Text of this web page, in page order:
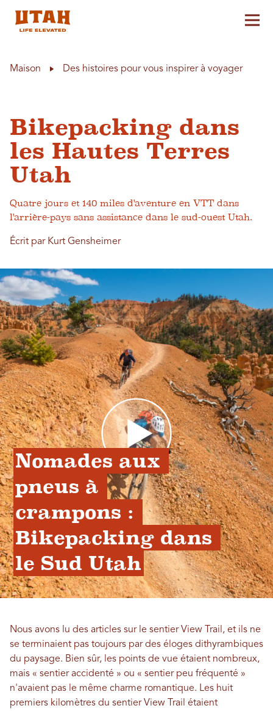
Maison Des histoires pour vous inspirer à voyager
Bikepacking dans
les Hautes Terres
Utah
Quatre jours et 140 miles d'aventure en VTT dans
l'arrière-pays sans assistance dans le sud-ouest Utah.
Écrit par Kurt Gensheimer
Nomades aux
pneus à
crampons :
Bikepacking dans
le Sud Utah
Nous avons lu des articles sur le sentier View Trail, et ils ne
se terminaient pas toujours par des éloges dithyrambiques
du paysage. Bien sûr, les points de vue étaient nombreux,
mais « sentier accidenté » ou « sentier peu fréquenté »
n'avaient pas le même charme romantique. Les huit
premiers kilomètres du sentier View Trail étaient